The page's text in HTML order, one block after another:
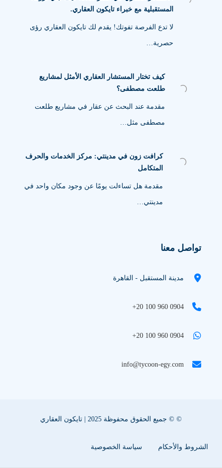
المستقبلية مع خبراء تايكون العقاري.
لا تدع الفرصة تفوتك! يقدم لك تايكون العقاري رؤى
حصرية…
كيف تختار المستشار العقاري الأمثل لمشاريع
طلعت مصطفى؟
مقدمة عند البحث عن عقار في مشاريع طلعت
مصطفى مثل…
كرافت زون في مدينتي: مركز الخدمات والحرف
المتكامل
مقدمة هل تساءلت يومًا عن وجود مكان واحد في
مدينتي…
تواصل معنا
مدينة المستقبل - القاهرة
+20 100 960 0904
+20 100 960 0904
info@tycoon-egy.com
© © جميع الحقوق محفوظة 2025 | تايكون العقاري
الشروط والأحكام سياسة الخصوصية